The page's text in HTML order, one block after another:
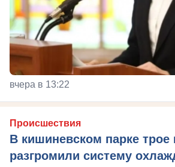
вчера в 13:22
Происшествия
В кишиневском парке трое
разгромили систему